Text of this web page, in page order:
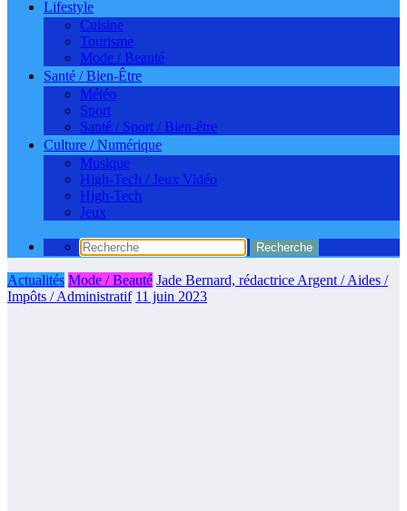
Lifestyle
Cuisine
Tourisme
Mode / Beauté
Santé / Bien-Être
Météo
Sport
Santé / Sport / Bien-être
Culture / Numérique
Musique
High-Tech / Jeux Vidéo
High-Tech
Jeux
Actualités Mode / Beauté Jade Bernard, rédactrice Argent / Aides /
Impôts / Administratif 11 juin 2023